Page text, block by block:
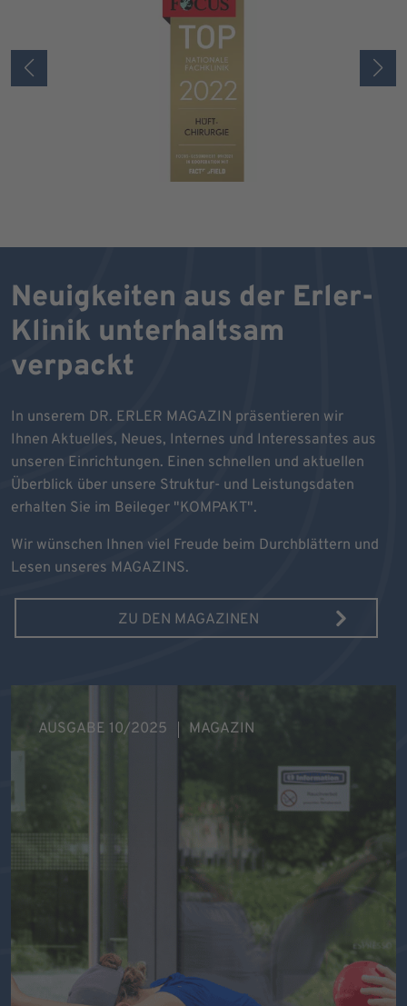
Neuigkeiten aus der Erler-
Klinik unterhaltsam
verpackt
In unserem DR. ERLER MAGAZIN präsentieren wir
Ihnen Aktuelles, Neues, Internes und Interessantes aus
unseren Einrichtungen. Einen schnellen und aktuellen
Überblick über unsere Struktur- und Leistungsdaten
erhalten Sie im Beileger "KOMPAKT".
Wir wünschen Ihnen viel Freude beim Durchblättern und
Lesen unseres MAGAZINS.
ZU DEN MAGAZINEN
AUSGABE 10/2025 MAGAZIN